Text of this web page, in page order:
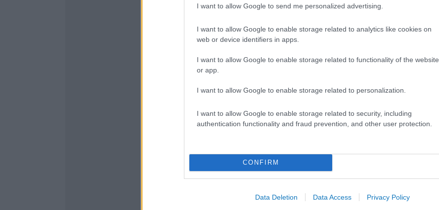
I want to allow Google to send me personalized advertising.
I want to allow Google to enable storage related to analytics like cookies on
web or device identifiers in apps.
I want to allow Google to enable storage related to functionality of the website
or app.
I want to allow Google to enable storage related to personalization.
I want to allow Google to enable storage related to security, including
authentication functionality and fraud prevention, and other user protection.
CONFIRM
Data Deletion Data Access Privacy Policy
Mik alakítják a gondolkodásod? Avagy a
Az egygyermekes politika és Kína gazdasági
Japán sebességre kapcsol – A gyorsvasút